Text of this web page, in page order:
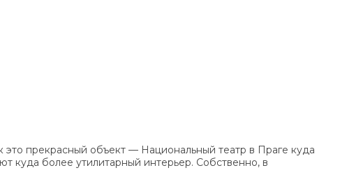
это прекрасный объект — Национальный театр в Праге куда
куда более утилитарный интерьер. Собственно, в